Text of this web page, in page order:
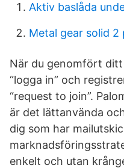
Aktiv baslåda
Metal gear solid 2
När du genomfört
“logga in” och
“request to join”.
är det lättanvända
dig som har
enkelt och utan